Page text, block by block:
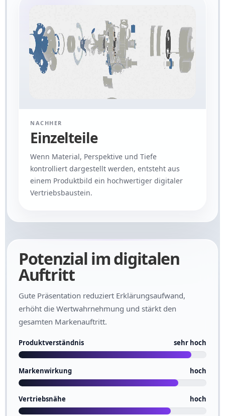
NACHHER
Einzelteile
Wenn Material, Perspektive und Tiefe
kontrolliert dargestellt werden, entsteht aus
einem Produktbild ein hochwertiger digitaler
Vertriebsbaustein.
Potenzial im digitalen
Auftritt
Gute Präsentation reduziert Erklärungsaufwand,
erhöht die Wertwahrnehmung und stärkt den
gesamten Markenauftritt.
Produktverständnis sehr hoch
Markenwirkung hoch
Vertriebsnähe hoch